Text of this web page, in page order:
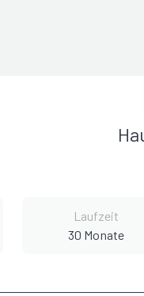
Laufzeit
30 Monate